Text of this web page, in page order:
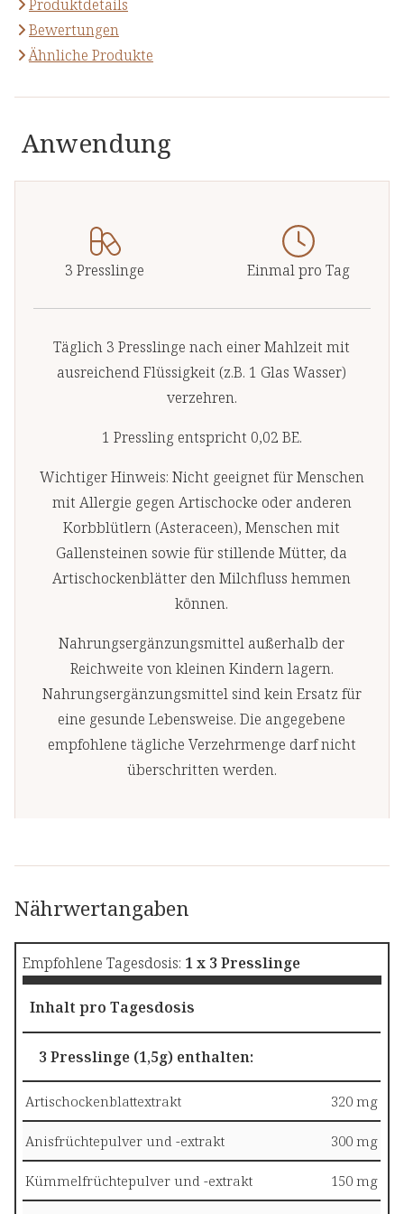
Produktdetails
Bewertungen
Ähnliche Produkte
Anwendung
3 Presslinge Einmal pro Tag
Täglich 3 Presslinge nach einer Mahlzeit mit
ausreichend Flüssigkeit (z.B. 1 Glas Wasser)
verzehren.
1 Pressling entspricht 0,02 BE.
Wichtiger Hinweis: Nicht geeignet für Menschen
mit Allergie gegen Artischocke oder anderen
Korbblütlern (Asteraceen), Menschen mit
Gallensteinen sowie für stillende Mütter, da
Artischockenblätter den Milchfluss hemmen
können.
Nahrungsergänzungsmittel außerhalb der
Reichweite von kleinen Kindern lagern.
Nahrungsergänzungsmittel sind kein Ersatz für
eine gesunde Lebensweise. Die angegebene
empfohlene tägliche Verzehrmenge darf nicht
überschritten werden.
Nährwertangaben
Empfohlene Tagesdosis: 1 x 3 Presslinge
Inhalt pro Tagesdosis
3 Presslinge (1,5g) enthalten:
Artischockenblattextrakt 320 mg
Anisfrüchtepulver und -extrakt 300 mg
Kümmelfrüchtepulver und -extrakt 150 mg